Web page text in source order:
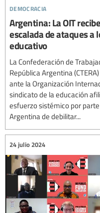
democracia
Argentina: La OIT
escalada de ataques a
educativo
La Confederación de
República Argentina
ante la Organización
sindicato de la educación
esfuerzo sistémico por
Argentina de debilitar...
24 julio 2024